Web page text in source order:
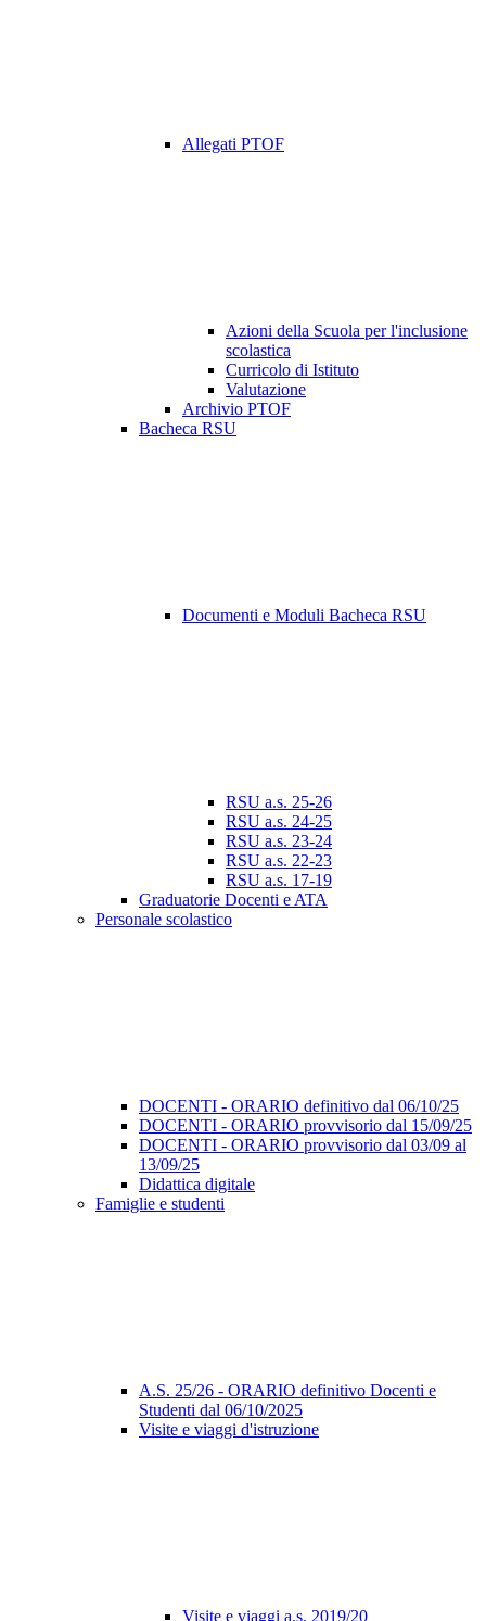
Allegati PTOF
Azioni della Scuola per l'inclusione
scolastica
Curricolo di Istituto
Valutazione
Archivio PTOF
Bacheca RSU
Documenti e Moduli Bacheca RSU
RSU a.s. 25-26
RSU a.s. 24-25
RSU a.s. 23-24
RSU a.s. 22-23
RSU a.s. 17-19
Graduatorie Docenti e ATA
Personale scolastico
DOCENTI - ORARIO definitivo dal 06/10/25
DOCENTI - ORARIO provvisorio dal 15/09/25
DOCENTI - ORARIO provvisorio dal 03/09 al
13/09/25
Didattica digitale
Famiglie e studenti
A.S. 25/26 - ORARIO definitivo Docenti e
Studenti dal 06/10/2025
Visite e viaggi d'istruzione
Visite e viaggi a.s. 2019/20